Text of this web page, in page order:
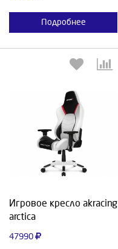
Подробнее
Игровое кресло akracing
arctica
47990
Выберите количество: